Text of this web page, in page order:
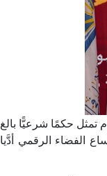
تمثل حكمًا شرعيًّا بالغ
الفضاء الرقمي أدَّيا